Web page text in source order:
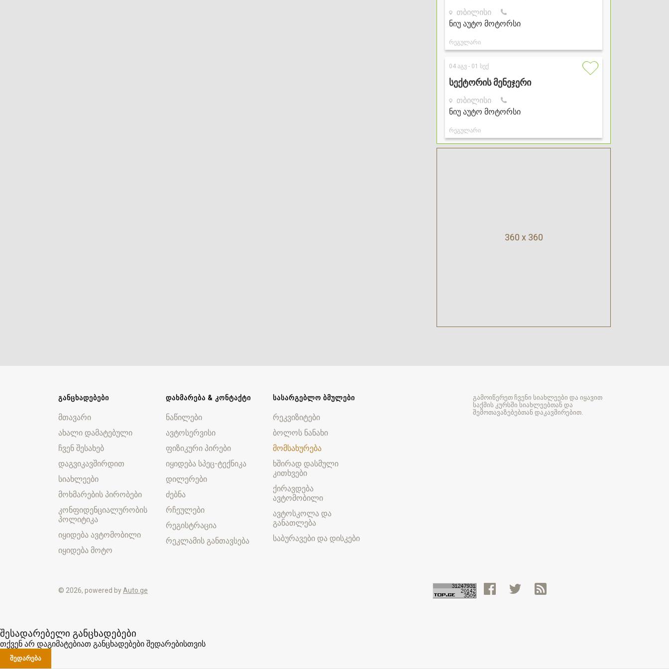
360 x 360
გამოიწერეთ ჩვენი სიახლეები და იყავით
საქმის კურსში სიახლეებთან და
შემოთავაზებებთან დაკავშირებით.
ᲒᲐᲜᲪᲮᲐᲓᲔᲑᲔᲑᲘ
მთავარი
ახალი დამატებული
ჩვენ შესახებ
დაგვიკავშირდით
სიახლეები
მოხმარების პირობები
კონფიდენციალურობის
პოლიტიკა
იყიდება ავტომობილი
იყიდება მოტო
ᲓᲐᲮᲛᲐᲠᲔᲑᲐ & ᲙᲝᲜᲢᲐᲥᲢᲘ
ნაწილები
ავტოსერვისი
ფიზიკური პირები
იყიდება სპეც-ტექნიკა
დილერები
ძებნა
რჩეულები
რეგისტრაცია
რეკლამის განთავსება
ᲡᲐᲡᲐᲠᲒᲔᲑᲚᲝ ᲑᲛᲣᲚᲔᲑᲘ
რეკვიზიტები
ბოლოს ნანახი
მომსახურება
ხშირად დასმული
კითხვები
ქირავდება
ავტომობილი
ავტოსკოლა და
განათლება
საბურავები და დისკები
© 2026, powered byAuto.ge
შესადარებელი განცხადებები
თქვენ არ დაგიმატებიათ განცხადებები შედარებისთვის
ᲨᲔᲓᲐᲠᲔᲑᲐ